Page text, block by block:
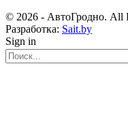
© 2026 - АвтоГродно. All
Разработка: Sait.by
Sign in